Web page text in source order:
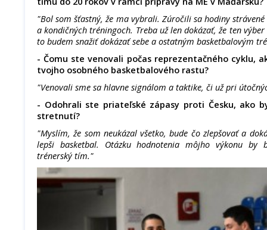
"Bol som šťastný, že ma vybrali. Zúročili sa hodiny
a kondičných tréningoch. Treba už len dokázať, že ten
to budem snažiť dokázať sebe a ostatným basketbalovým
- Čomu ste venovali počas reprezentačného cyklu,
tvojho osobného basketbalového rastu?
"Venovali sme sa hlavne signálom a taktike, či už pri
- Odohrali ste priateľské zápasy proti Česku, ako
stretnutí?
"Myslím, že som neukázal všetko, bude čo zlepšovať a
lepši basketbal. Otázku hodnotenia môjho výkonu by
trénerský tím."